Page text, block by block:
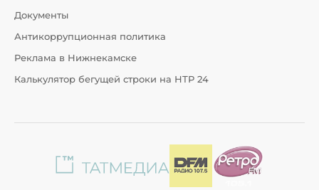
Документы
Антикоррупционная политика
Реклама в Нижнекамске
Калькулятор бегущей строки на НТР 24